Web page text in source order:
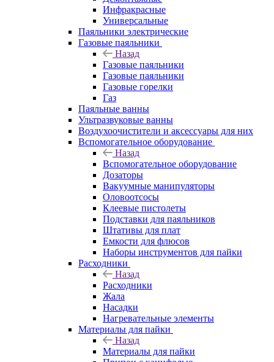
Инфракрасные
Универсальные
Паяльники электрические
Газовые паяльники
Назад
Газовые паяльники
Газовые паяльники
Газовые горелки
Газ
Паяльные ванны
Ультразвуковые ванны
Воздухоочистители и аксессуары для них
Вспомогательное оборудование
Назад
Вспомогательное оборудование
Дозаторы
Вакуумные манипуляторы
Оловоотсосы
Клеевые пистолеты
Подставки для паяльников
Штативы для плат
Емкости для флюсов
Наборы инструментов для пайки
Расходники
Назад
Расходники
Жала
Насадки
Нагревательные элементы
Материалы для пайки
Назад
Материалы для пайки